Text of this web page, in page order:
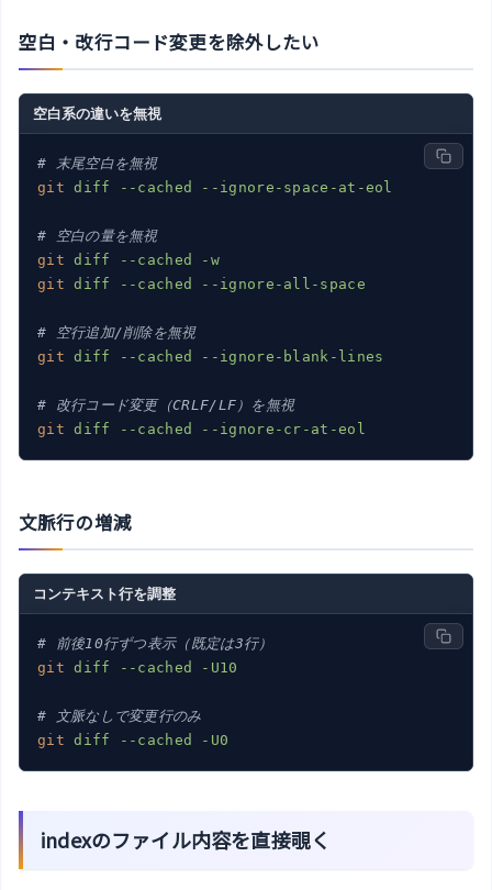
空白・改行コード変更を除外したい
空白系の違いを無視
# 末尾空白を無視
git
diff --cached --ignore-space-at-eol
# 空白の量を無視
git
diff --cached -w
git
diff --cached --ignore-all-space
# 空行追加/削除を無視
git
diff --cached --ignore-blank-lines
# 改行コード変更（CRLF/LF）を無視
git
diff --cached --ignore-cr-at-eol
文脈行の増減
コンテキスト行を調整
# 前後10行ずつ表示（既定は3行）
git
diff --cached -U10
# 文脈なしで変更行のみ
git
diff --cached -U0
indexのファイル内容を直接覗く